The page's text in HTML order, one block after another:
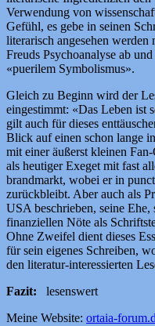
Verwendung von
Gefühl, es gebe in seinen
literarisch angesehen
Freuds Psychoanalyse ab
«puerilem Symbolismus».
Gleich zu Beginn wird der
eingestimmt: «Das Leben ist
gilt auch für dieses
Blick auf einen schon lange
mit einer äußerst kleinen
als heutiger Exeget mit fast
brandmarkt, wobei er in
zurückbleibt. Aber auch als
USA beschrieben, seine
finanziellen Nöte als
Ohne Zweifel dient dieses
für sein eigenes Schreiben,
den literatur-interessierten
Fazit: lesenswert
Meine Website: ortaia-